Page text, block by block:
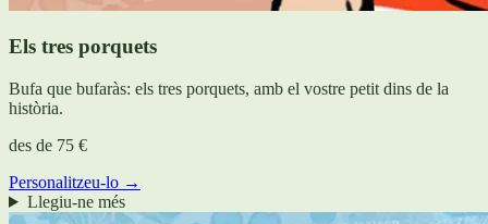
Els tres porquets
Bufa que bufaràs: els tres porquets, amb el vostre petit dins de la
història.
des de 75 €
Personalitzeu-lo →
Llegiu-ne més